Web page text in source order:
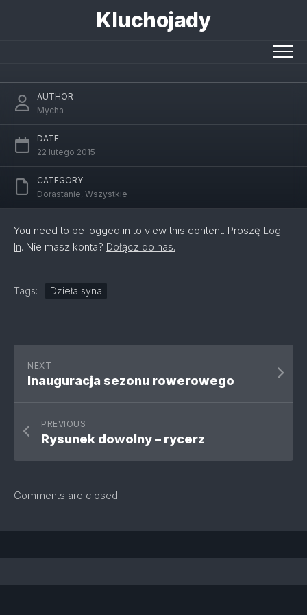
Kluchojady
AUTHOR
Mycha
DATE
22 lutego 2015
CATEGORY
Dorastanie, Wszystkie
You need to be logged in to view this content. Proszę Log
In. Nie masz konta? Dołącz do nas.
Tags: Dzieła syna
NEXT
Inauguracja sezonu rowerowego
PREVIOUS
Rysunek dowolny – rycerz
Comments are closed.